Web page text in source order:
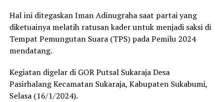
Hal ini ditegaskan Iman Adinugraha saat partai yang
diketuainya melatih ratusan kader untuk menjadi saksi di
Tempat Pemungutan Suara (TPS) pada Pemilu 2024
mendatang.
Kegiatan digelar di GOR Putsal Sukaraja Desa
Pasirhalang Kecamatan Sukaraja, Kabupaten Sukabumi,
Selasa (16/1/2024).